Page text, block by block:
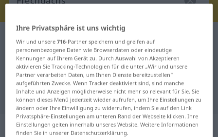
Deutsch-Spanisch Wörterbuch Frechdachs
Deutsch-Spanisch Übersetzung für
"Frechdachs"
"Frechdachs" Spanisch Übersetzung
„Frechdachs“: Maskulinum
Ihre Privatsphäre ist uns wichtig
Wir und unsere716-Partner speichern und greifen auf
personenbezogene Daten wie Browserdaten oder eindeutige
Kennungen auf Ihrem Gerät zu. Durch Auswahl von Akzeptieren
aktivieren Sie Tracking-Technologien für die unter „Wir und unsere
Partner verarbeiten Daten, um Ihnen Dienste bereitzustellen“
aufgeführten Zwecke. Wenn Tracker deaktiviert sind, sind manche
Inhalte und Anzeigen möglicherweise nicht mehr so relevant für Sie. Sie
können dieses Menü jederzeit wieder aufrufen, um Ihre Einstellungen zu
ändern oder Ihre Einwilligung zu widerrufen, indem Sie auf den Link
Privatsphäre-Einstellungen am unteren Rand der Webseite klicken. Ihre
Einstellungen gelten innerhalb unseres Website. Weitere Informationen
finden Sie in unserer Datenschutzerklärung.